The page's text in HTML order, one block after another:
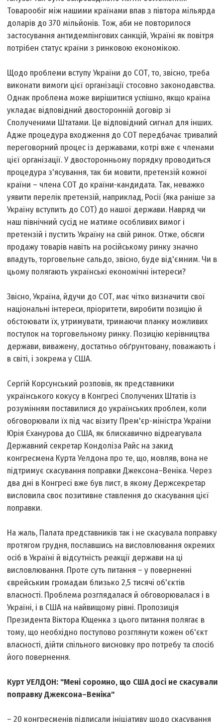
Товарообіг між нашими країнами впав з півтора мільярда
доларів до 370 мільйонів. Тож, аби не повторилося
застосування антидемпінгових санкцій, Україні як повітря
потрібен статус країни з ринковою економікою.
Щодо проблеми вступу України до СОТ, то, звісно, треба
виконати вимоги цієї організації стосовно законодавства.
Однак проблема може вирішитися успішно, якщо країна
укладає відповідний двосторонній договір зі
Сполученими Штатами. Це відповідний сигнал для інших.
Адже процедура входження до СОТ передбачає тривалий
переговорний процес із державами, котрі вже є членами
цієї організації. У двосторонньому порядку проводиться
процедура з'ясування, так би мовити, претензій кожної
країни – члена СОТ до країни-кандидата. Так, неважко
уявити перелік претензій, наприклад, Росії (яка раніше за
Україну вступить до СОТ) до нашої держави. Навряд чи
наш північний сусід не матиме особливих вимог і
претензій і пустить Україну на свій ринок. Отже, обсяги
продажу товарів навіть на російському ринку значно
впадуть, торговельне сальдо, звісно, буде від'ємним. Чи в
цьому полягають українські економічні інтереси?
Звісно, Україна, йдучи до СОТ, має чітко визначити свої
національні інтереси, пріоритети, виробити позицію й
обстоювати їх, утримувати, тримаючи планку можливих
поступок на торговельному ринку. Позицію керівництва
держави, виважену, достатньо обґрунтовану, поважають і
в світі, і зокрема у США.
Сергій Корсунський розповів, як представники
українського кокусу в Конгресі Сполучених Штатів із
розумінням поставилися до українських проблем, коли
обговорювали їх під час візиту Прем'єр-міністра України
Юрія Єханурова до США, як блискавично відреагувала
Державний секретар Кондоліза Райс на закид
конгресмена Курта Уелдона про те, що, мовляв, вона не
підтримує скасування поправки Джексона–Веніка. Через
два дні в Конгресі вже був лист, в якому Держсекретар
висловила своє позитивне ставлення до скасування цієї
поправки.
На жаль, Палата представників так і не скасувала поправку
протягом грудня, пославшись на висловлювання окремих
осіб в Україні й відсутність реакції держави на ці
висловлювання. Проте суть питання – у поверненні
єврейським громадам близько 2,5 тисячі об'єктів
власності. Проблема розглядалася й обговорювалася і в
Україні, і в США на найвищому рівні. Пропозиція
Президента Віктора Ющенка з цього питання полягає в
тому, що необхідно поступово розглянути кожен об'єкт
власності, дійти спільного висновку про потребу та спосіб
його повернення.
Курт УЕЛДОН: "Мені соромно, що США досі не скасували
поправку Джексона–Веніка"
– 20 конгресменів підписали ініціативу щодо скасування